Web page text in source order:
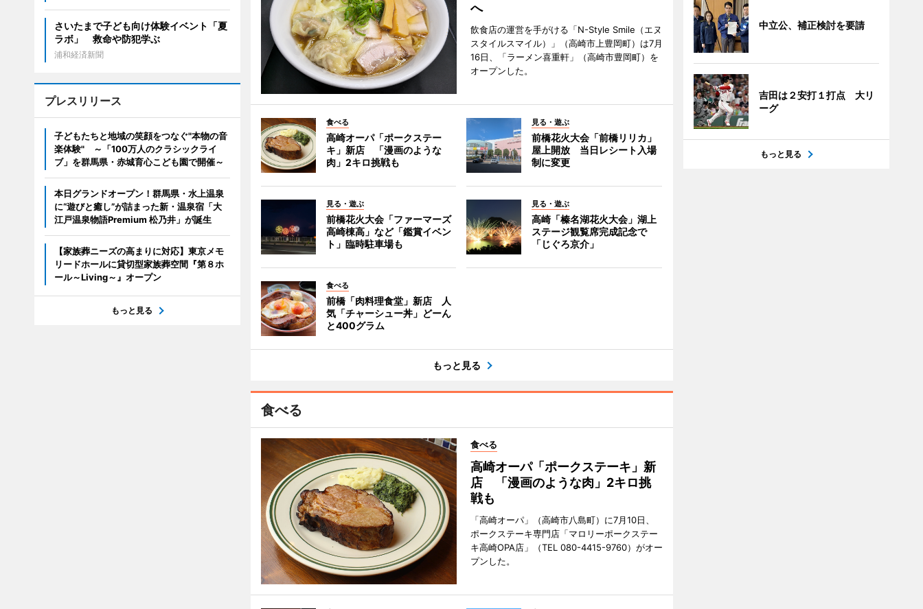
へ
飲食店の運営を手がける「N-Style Smile（エヌ
スタイルスマイル）」（高崎市上豊岡町）は7月
16日、「ラーメン喜重軒」（高崎市豊岡町）を
オープンした。
食べる
高崎オーパ「ポークステー
キ」新店 「漫画のような
肉」2キロ挑戦も
見る・遊ぶ
前橋花火大会「前橋リリカ」
屋上開放 当日レシート入場
制に変更
見る・遊ぶ
前橋花火大会「ファーマーズ
高崎棟高」など「鑑賞イベン
ト」臨時駐車場も
見る・遊ぶ
高崎「榛名湖花火大会」湖上
ステージ観覧席完成記念で
「じぐろ京介」
食べる
前橋「肉料理食堂」新店 人
気「チャーシュー丼」どーん
と400グラム
もっと見る
食べる
食べる
高崎オーパ「ポークステーキ」新
店 「漫画のような肉」2キロ挑
戦も
「高崎オーパ」（高崎市八島町）に7月10日、
ポークステーキ専門店「マロリーポークステー
キ高崎OPA店」（TEL 080-4415-9760）がオー
プンした。
さいたまで子ども向け体験イベント「夏
ラボ」 救命や防犯学ぶ
浦和経済新聞
プレスリリース
子どもたちと地域の笑顔をつなぐ"本物の音
楽体験" ～「100万人のクラシックライ
ブ」を群馬県・赤城育心こども園で開催～
本日グランドオープン！群馬県・水上温泉
に“遊びと癒し”が詰まった新・温泉宿「大
江戸温泉物語Premium 松乃井」が誕生
【家族葬ニーズの高まりに対応】東京メモ
リードホールに貸切型家族葬空間『第８ホ
ール～Living～』オープン
もっと見る
中立公、補正検討を要請
吉田は２安打１打点 大リ
ーグ
もっと見る